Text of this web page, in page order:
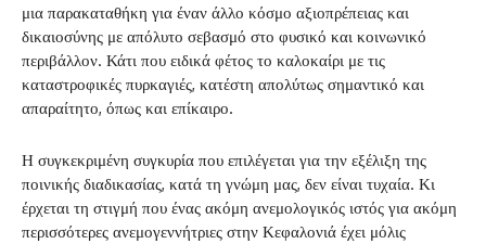
μια παρακαταθήκη για έναν άλλο κόσμο αξιοπρέπειας και
δικαιοσύνης με απόλυτο σεβασμό στο φυσικό και κοινωνικό
περιβάλλον. Κάτι που ειδικά φέτος το καλοκαίρι με τις
καταστροφικές πυρκαγιές, κατέστη απολύτως σημαντικό και
απαραίτητο, όπως και επίκαιρο.
Η συγκεκριμένη συγκυρία που επιλέγεται για την εξέλιξη της
ποινικής διαδικασίας, κατά τη γνώμη μας, δεν είναι τυχαία. Κι
έρχεται τη στιγμή που ένας ακόμη ανεμολογικός ιστός για ακόμη
περισσότερες ανεμογεννήτριες στην Κεφαλονιά έχει μόλις